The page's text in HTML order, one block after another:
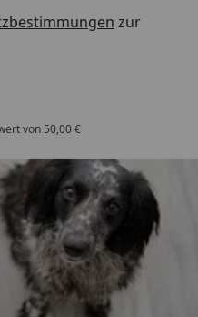
zur
von 50,00 €
/ 5